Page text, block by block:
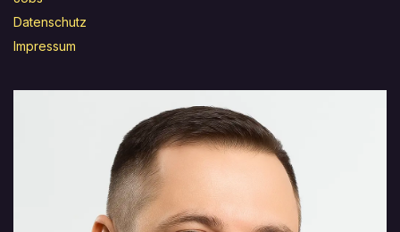
Datenschutz
Impressum